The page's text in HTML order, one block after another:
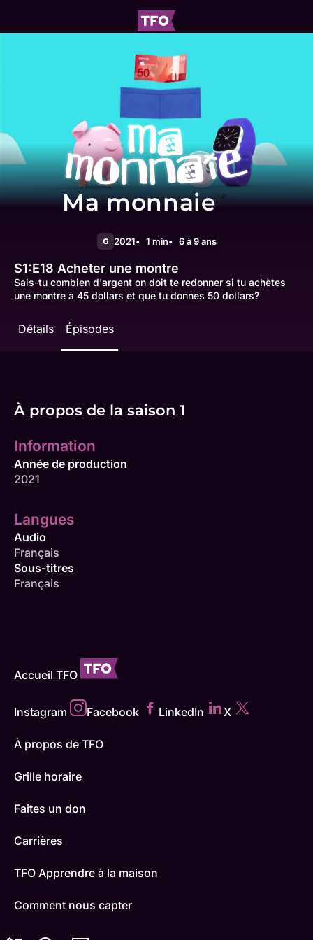
Ma monnaie
G 2021 1 min 6 à 9 ans
S1:E18 Acheter une montre
Sais-tu combien d'argent on doit te redonner si tu achètes
une montre à 45 dollars et que tu donnes 50 dollars?
Détails Épisodes
À propos de la saison 1
Information
Année de production
2021
Langues
Audio
Français
Sous-titres
Français
Accueil TFO
Instagram Facebook LinkedIn X
À propos de TFO
Grille horaire
Faites un don
Carrières
TFO Apprendre à la maison
Comment nous capter
Contactez-nous